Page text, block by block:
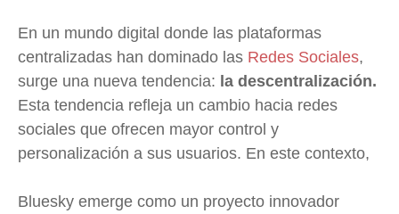
En un mundo digital donde las plataformas
centralizadas han dominado las Redes Sociales,
surge una nueva tendencia: la descentralización.
Esta tendencia refleja un cambio hacia redes
sociales que ofrecen mayor control y
personalización a sus usuarios. En este contexto,
Bluesky emerge como un proyecto innovador